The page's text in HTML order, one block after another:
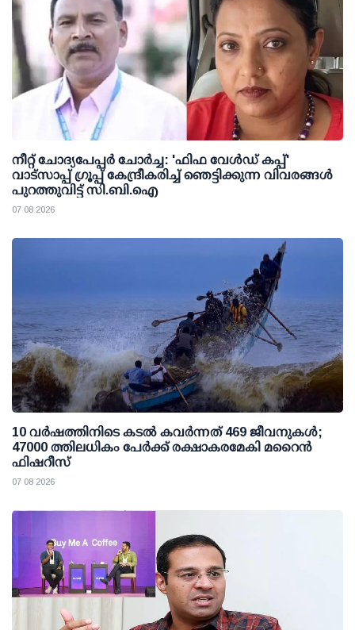
നീറ്റ് ചോദ്യപേപ്പര്‍ ചോര്‍ച്ച: 'ഫിഫ വേള്‍ഡ് കപ്പ്'
വാട്സാപ്പ് ഗ്രൂപ്പ് കേന്ദ്രീകരിച്ച് ഞെട്ടിക്കുന്ന വിവരങ്ങള്‍
പുറത്തുവിട്ട് സി.ബി.ഐ
07 08 2026
10 വര്‍ഷത്തിനിടെ കടല്‍ കവര്‍ന്നത് 469 ജീവനുകള്‍;
47000 ത്തിലധികം പേര്‍ക്ക് രക്ഷാകരമേകി മറൈന്‍
ഫിഷറീസ്
07 08 2026